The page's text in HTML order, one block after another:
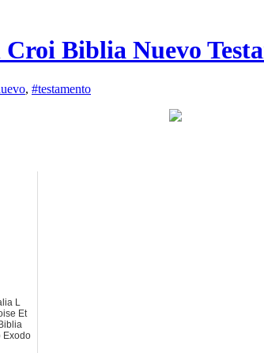
Biblia Nuevo
, #testamento
L
Et
Exodo